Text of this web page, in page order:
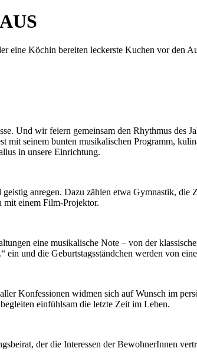
eine Köchin bereiten leckerste Kuchen vor den
Und wir feiern gemeinsam den Rhythmus des
mit seinem bunten musikalischen Programm,
in unsere Einrichtung.
anregen. Dazu zählen etwa Gymnastik, die
mit einem Film-Projektor.
eine musikalische Note – von der
und die Geburtstagsständchen werden von
Konfessionen widmen sich auf Wunsch im
einfühlsam die letzte Zeit im Leben.
der die Interessen der BewohnerInnen